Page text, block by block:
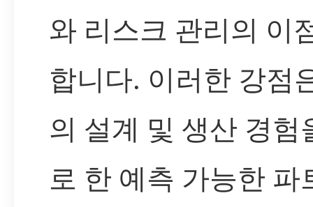
와 리스크 관리의 이
합니다. 이러한 강점
의 설계 및 생산 경험
로 한 예측 가능한 파